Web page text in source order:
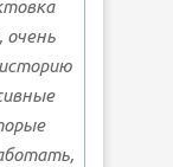
очень